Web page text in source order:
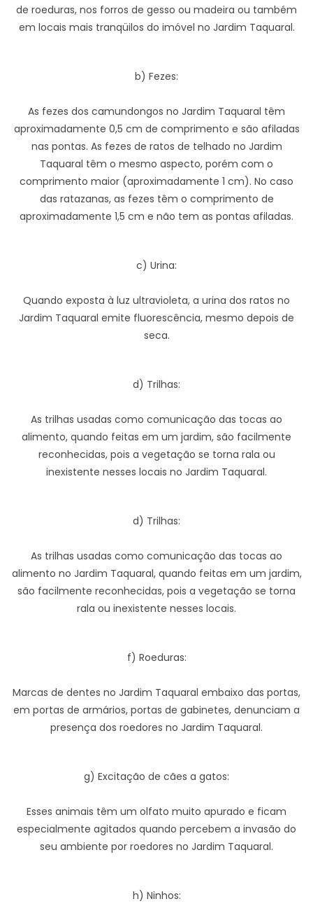
de roeduras, nos forros de gesso ou madeira ou também
em locais mais tranqüilos do imóvel no Jardim Taquaral.
b) Fezes:
As fezes dos camundongos no Jardim Taquaral têm
aproximadamente 0,5 cm de comprimento e são afiladas
nas pontas. As fezes de ratos de telhado no Jardim
Taquaral têm o mesmo aspecto, porém com o
comprimento maior (aproximadamente 1 cm). No caso
das ratazanas, as fezes têm o comprimento de
aproximadamente 1,5 cm e não tem as pontas afiladas.
c) Urina:
Quando exposta à luz ultravioleta, a urina dos ratos no
Jardim Taquaral emite fluorescência, mesmo depois de
seca.
d) Trilhas:
As trilhas usadas como comunicação das tocas ao
alimento, quando feitas em um jardim, são facilmente
reconhecidas, pois a vegetação se torna rala ou
inexistente nesses locais no Jardim Taquaral.
d) Trilhas:
As trilhas usadas como comunicação das tocas ao
alimento no Jardim Taquaral, quando feitas em um jardim,
são facilmente reconhecidas, pois a vegetação se torna
rala ou inexistente nesses locais.
f) Roeduras:
Marcas de dentes no Jardim Taquaral embaixo das portas,
em portas de armários, portas de gabinetes, denunciam a
presença dos roedores no Jardim Taquaral.
g) Excitação de cães a gatos:
Esses animais têm um olfato muito apurado e ficam
especialmente agitados quando percebem a invasão do
seu ambiente por roedores no Jardim Taquaral.
h) Ninhos: